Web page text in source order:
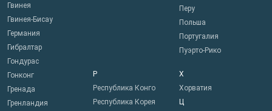
Гвинея
Гвинея-Бисау
Германия
Гибралтар
Гондурас
Гонконг
Гренада
Гренландия
Перу
Польша
Португалия
Пуэрто-Рико
Р
Республика Конго
Республика Корея
Х
Хорватия
Ц